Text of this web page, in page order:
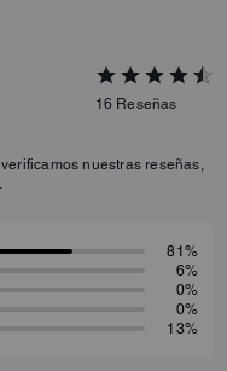
16 Reseñas
nuestras reseñas,
.
81%
6%
0%
0%
13%